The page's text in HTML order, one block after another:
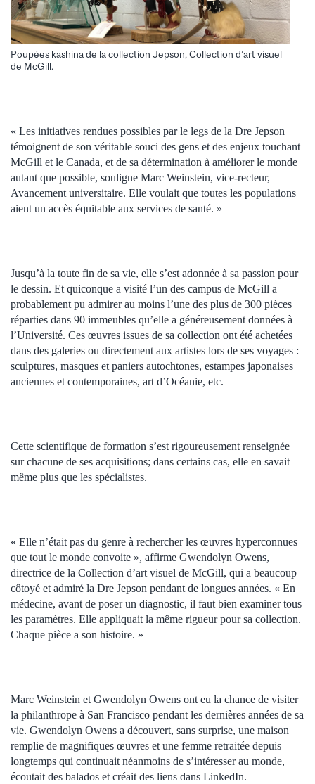
Poupées kashina de la collection Jepson, Collection d’art visuel
de McGill.
« Les initiatives rendues possibles par le legs de la Dre Jepson
témoignent de son véritable souci des gens et des enjeux touchant
McGill et le Canada, et de sa détermination à améliorer le monde
autant que possible, souligne Marc Weinstein, vice‐recteur,
Avancement universitaire. Elle voulait que toutes les populations
aient un accès équitable aux services de santé. »
Jusqu’à la toute fin de sa vie, elle s’est adonnée à sa passion pour
le dessin. Et quiconque a visité l’un des campus de McGill a
probablement pu admirer au moins l’une des plus de 300 pièces
réparties dans 90 immeubles qu’elle a généreusement données à
l’Université. Ces œuvres issues de sa collection ont été achetées
dans des galeries ou directement aux artistes lors de ses voyages :
sculptures, masques et paniers autochtones, estampes japonaises
anciennes et contemporaines, art d’Océanie, etc.
Cette scientifique de formation s’est rigoureusement renseignée
sur chacune de ses acquisitions; dans certains cas, elle en savait
même plus que les spécialistes.
« Elle n’était pas du genre à rechercher les œuvres hyperconnues
que tout le monde convoite », affirme Gwendolyn Owens,
directrice de la Collection d’art visuel de McGill, qui a beaucoup
côtoyé et admiré la Dre Jepson pendant de longues années. « En
médecine, avant de poser un diagnostic, il faut bien examiner tous
les paramètres. Elle appliquait la même rigueur pour sa collection.
Chaque pièce a son histoire. »
Marc Weinstein et Gwendolyn Owens ont eu la chance de visiter
la philanthrope à San Francisco pendant les dernières années de sa
vie. Gwendolyn Owens a découvert, sans surprise, une maison
remplie de magnifiques œuvres et une femme retraitée depuis
longtemps qui continuait néanmoins de s’intéresser au monde,
écoutait des balados et créait des liens dans LinkedIn.